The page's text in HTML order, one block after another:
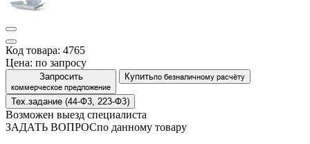
Код товара: 4765
Цена: по запросу
Запросить
коммерческое предложение
Купитьпо безналичному расчёту
Тех.задание (44-Ф3, 223-Ф3)
Возможен выезд специалиста
ЗАДАТЬ ВОПРОСпо данному товару